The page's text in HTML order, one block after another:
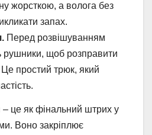
жорсткою, а волога без
запах.
Перед розвішуванням
рушники, щоб розправити
Це простий трюк, який
це як фінальний штрих у
Воно закріплює